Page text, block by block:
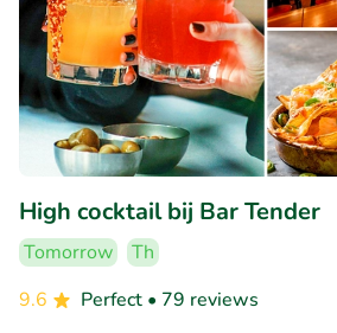
High cocktail bij Bar Tender
Tomorrow
Th
9.6
Perfect • 79 reviews